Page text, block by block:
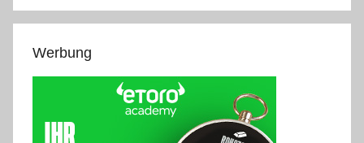
Werbung